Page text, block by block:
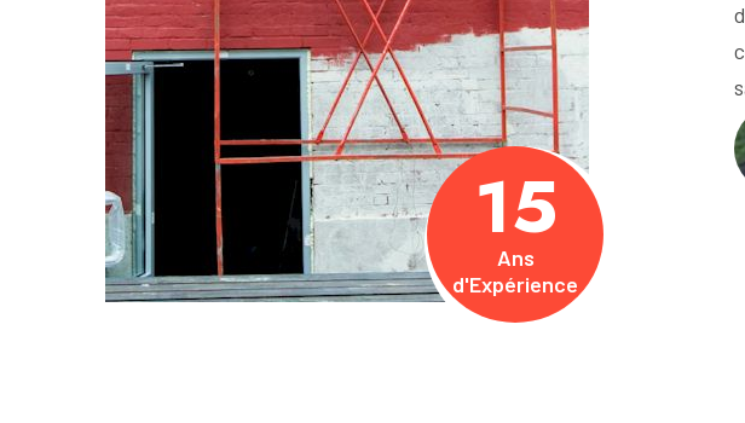
15
Ans
d'Expérience